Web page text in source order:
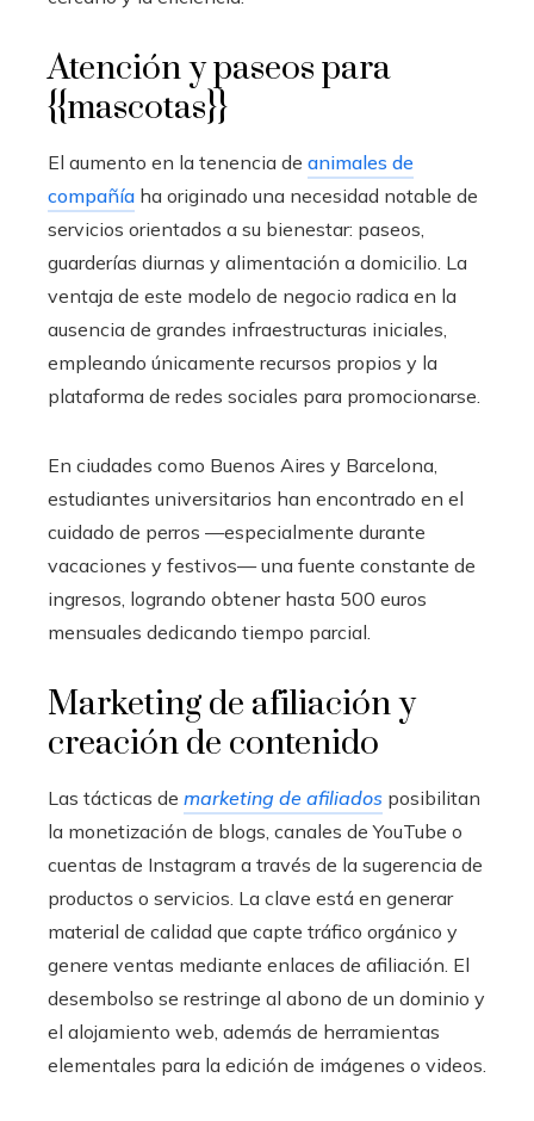
Atención y paseos para
{{mascotas}}
El aumento en la tenencia de animales de
compañía ha originado una necesidad notable de
servicios orientados a su bienestar: paseos,
guarderías diurnas y alimentación a domicilio. La
ventaja de este modelo de negocio radica en la
ausencia de grandes infraestructuras iniciales,
empleando únicamente recursos propios y la
plataforma de redes sociales para promocionarse.
En ciudades como Buenos Aires y Barcelona,
estudiantes universitarios han encontrado en el
cuidado de perros —especialmente durante
vacaciones y festivos— una fuente constante de
ingresos, logrando obtener hasta 500 euros
mensuales dedicando tiempo parcial.
Marketing de afiliación y
creación de contenido
Las tácticas de marketing de afiliados posibilitan
la monetización de blogs, canales de YouTube o
cuentas de Instagram a través de la sugerencia de
productos o servicios. La clave está en generar
material de calidad que capte tráfico orgánico y
genere ventas mediante enlaces de afiliación. El
desembolso se restringe al abono de un dominio y
el alojamiento web, además de herramientas
elementales para la edición de imágenes o videos.